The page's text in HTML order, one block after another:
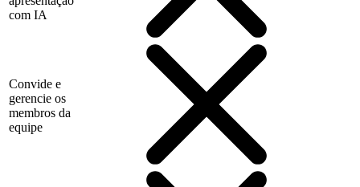
com IA
Convide e
gerencie os
membros da
equipe